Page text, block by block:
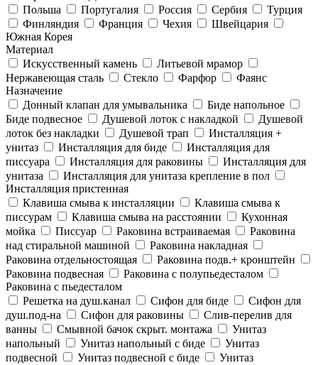
Польша
Португалия Россия Сербия
Турция
Финляндия
Франция Чехия
Швейцария
Южная Корея
Материал
Искусственный камень
Литьевой мрамор
Нержавеющая сталь
Стекло Фарфор
Фаянс
Назначение
Донный клапан для умывальника
Биде напольное
Биде подвесное
Душевой лоток с накладкой
Душевой
лоток без накладки
Душевой трап
Инсталляция +
унитаз
Инсталляция для биде
Инсталляция для
писсуара
Инсталляция для раковины
Инсталляция для
унитаза
Инсталляция для унитаза крепление в пол
Инсталляция пристенная
Клавиша смыва к инсталляции
Клавиша смыва к
писсурам
Клавиша смыва на расстоянии
Кухонная
мойка
Писсуар Раковина встраиваемая
Раковина
над стиральной машиной
Раковина накладная
Раковина отдельностоящая
Раковина подв.+ кронштейн
Раковина подвесная
Раковина с полупьедесталом
Раковина с пьедесталом
Решетка на душ.канал
Сифон для биде
Сифон для
душ.под-на
Сифон для раковины
Слив-перелив для
ванны
Смывной бачок скрыт. монтажа
Унитаз
напольный
Унитаз напольный с биде
Унитаз
подвесной
Унитаз подвесной с биде
Унитаз